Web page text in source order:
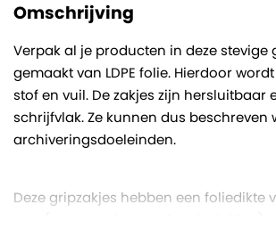
Omschrijving
Verpak al je producten in deze stevige
gemaakt van LDPE folie. Hierdoor
stof en vuil. De zakjes zijn
schrijfvlak. Ze kunnen dus
archiveringsdoeleinden.
Deze gripzakjes hebben een foliedikte